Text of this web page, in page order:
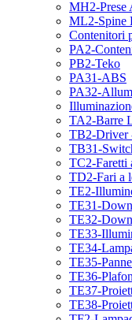
MH2-Prese
ML2-Spine
Contenitori
PA2-
PB2-Teko
PA31-ABS
PA32-
TA2-Barre
TB2-Driver
TB31-
TC2-Faretti
TD2-Fari a
TE2-
TE31-
TE32-
TE33-
TE34-
TE35-
TE36-
TE37-
TE38-